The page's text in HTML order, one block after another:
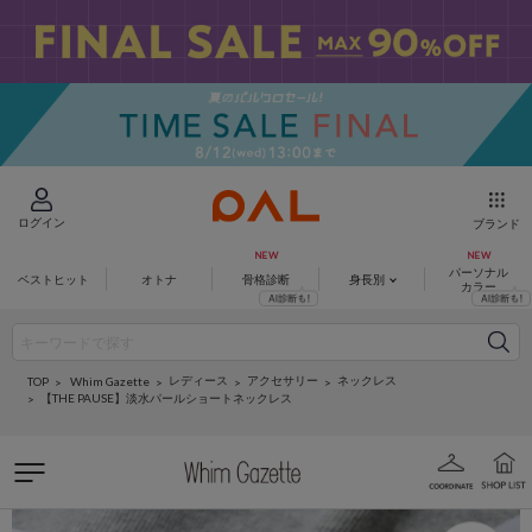
ログイン ブランド
ベストヒット オトナ 骨格診断 身長別
パーソナル
カラー
TOP Whim Gazette レディース アクセサリー
ネックレス
【THE PAUSE】淡水パールショートネックレス